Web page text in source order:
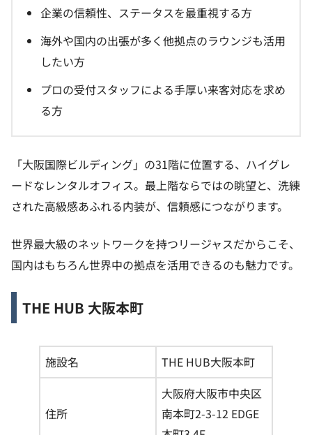
企業の信頼性、ステータスを最重視する方
海外や国内の出張が多く他拠点のラウンジも活用
したい方
プロの受付スタッフによる手厚い来客対応を求め
る方
「大阪国際ビルディング」の31階に位置する、ハイグレ
ードなレンタルオフィス。最上階ならではの眺望と、洗練
された高級感あふれる内装が、信頼感につながります。
世界最大級のネットワークを持つリージャスだからこそ、
国内はもちろん世界中の拠点を活用できるのも魅力です。
THE HUB 大阪本町
施設名 THE HUB大阪本町
住所
大阪府大阪市中央区
南本町2-3-12 EDGE